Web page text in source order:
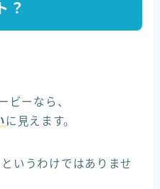
？
ビーなら、
に見えます。
いうわけではありませ